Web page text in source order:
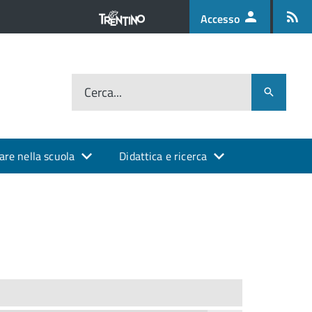
Accesso
Cerca...
nella scuola Didattica e ricerca